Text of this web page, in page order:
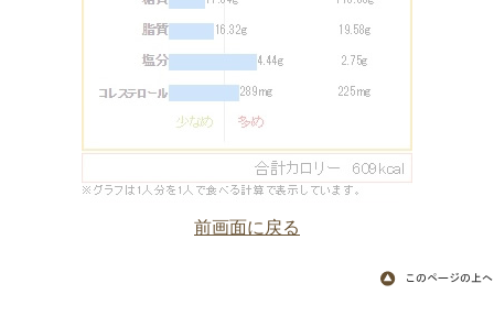
前画面に戻る